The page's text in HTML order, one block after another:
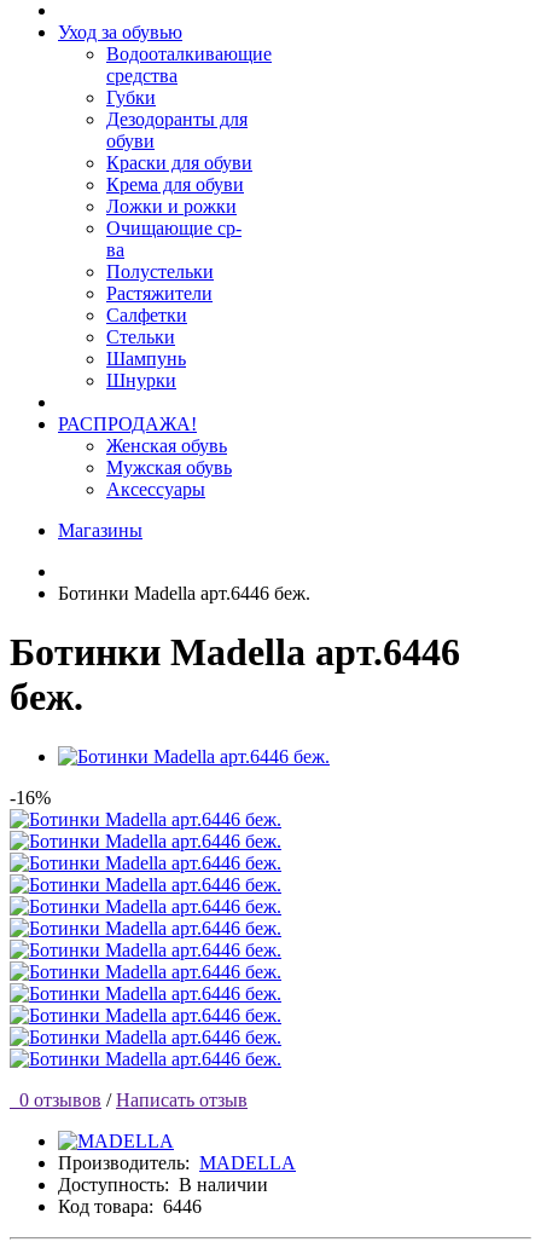
Уход за обувью
Водооталкивающие
средства
Губки
Дезодоранты для
обуви
Краски для обуви
Крема для обуви
Ложки и рожки
Очищающие ср-
ва
Полустельки
Растяжители
Салфетки
Стельки
Шампунь
Шнурки
РАСПРОДАЖА!
Женская обувь
Мужская обувь
Аксессуары
Магазины
Ботинки Madella арт.6446 беж.
Ботинки Madella арт.6446
беж.
-16%
0 отзывов / Написать отзыв
Производитель: MADELLA
Доступность: В наличии
Код товара: 6446